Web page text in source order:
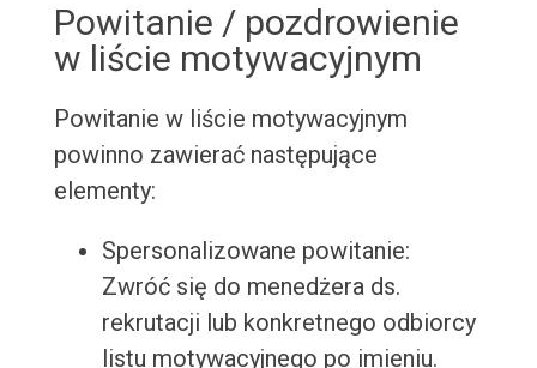
Powitanie / pozdrowienie
w liście motywacyjnym
Powitanie w liście motywacyjnym
powinno zawierać następujące
elementy:
Spersonalizowane powitanie:
Zwróć się do menedżera ds.
rekrutacji lub konkretnego odbiorcy
listu motywacyjnego po imieniu.